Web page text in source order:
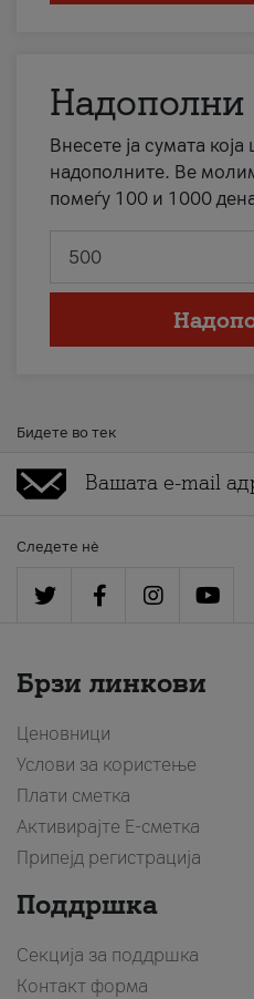
Надополни
Внесете ја сумата која
надополните. Ве
помеѓу 100 и 1000
Бидете во тек
Следете нè
Брзи линкови
Ценовници
Услови за користење
Плати сметка
Активирајте Е-сметка
Припејд регистрација
Поддршка
Секција за поддршка
Контакт форма